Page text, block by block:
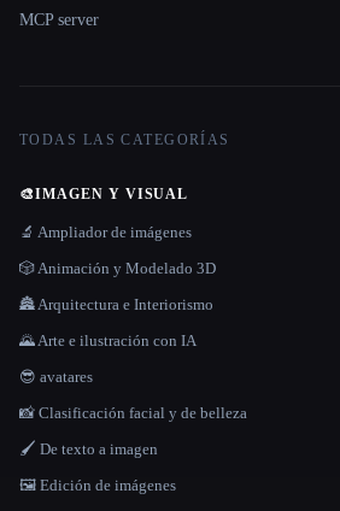
MCP server
TODAS LAS CATEGORÍAS
🎨IMAGEN Y VISUAL
🔬 Ampliador de imágenes
🎲 Animación y Modelado 3D
🏯 Arquitectura e Interiorismo
🌄 Arte e ilustración con IA
😎 avatares
📸 Clasificación facial y de belleza
🖌️ De texto a imagen
🖼️ Edición de imágenes